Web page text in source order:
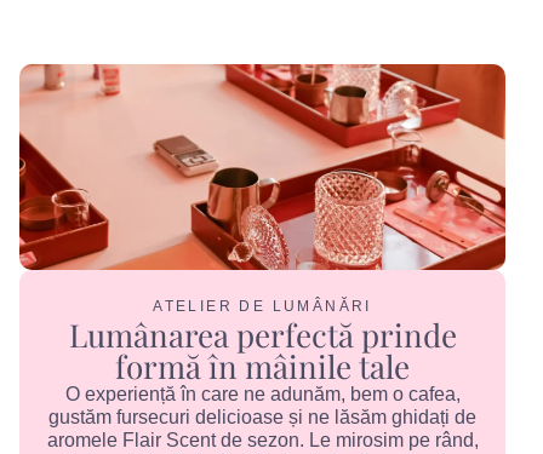
ATELIER DE LUMÂNĂRI
Lumânarea perfectă prinde
formă în mâinile tale
O experiență în care ne adunăm, bem o cafea,
gustăm fursecuri delicioase și ne lăsăm ghidați de
aromele Flair Scent de sezon. Le mirosim pe rând,